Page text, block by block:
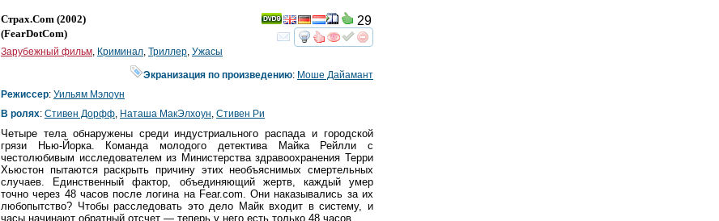
смотретьинтересует
29
Страх.com (2002)
(FearDotCom)
Зарубежный фильм, Криминал, Триллер, Ужасы
Экранизация по произведению: Моше Дайамант
Режиссер: Уильям Мэлоун
В ролях: Стивен Дорфф, Наташа МакЭлхоун, Стивен Ри
Четыре тела обнаружены среди индустриального распада и городской
грязи Нью-Йорка. Команда молодого детектива Майка Рейлли с
честолюбивым исследователем из Министерства здравоохранения Терри
Хьюстон пытаются раскрыть причину этих необъяснимых смертельных
случаев. Единственный фактор, объединяющий жертв, каждый умер
точно через 48 часов после логина на Fear.com. Они наказывались за их
любопытство? Чтобы расследовать это дело Майк входит в систему, и
часы начинают обратный отсчет — теперь у него есть только 48 часов…